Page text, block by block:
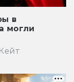
в
могли